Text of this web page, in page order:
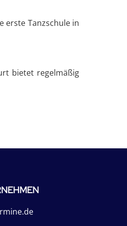
erste Tanzschule in
bietet regelmäßig